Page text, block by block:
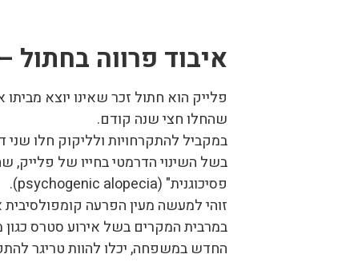
איבוד פרווה
פלייק הוא חתול זכר שאינו יוצא
שהחלו חצי שנה קודם.
במקביל להתקרחויות ולליקוק חלו שני
בשל השינוי הדרמטי בחייו של פלייק,
פסיכוגנית" (psychogenic alopecia
).
זוהי למעשה מעין הפרעה קומפולסיבית
במרבית המקרים בשל אירוע סטרס
החדש במשפחה, יכלו להוות טריגר